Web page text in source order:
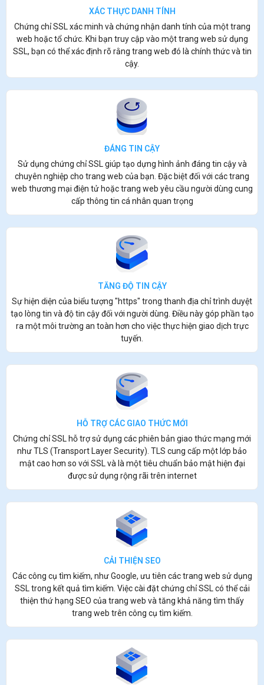
XÁC THỰC DANH TÍNH
Chứng chỉ SSL xác minh và chứng nhận danh tính của một trang
web hoặc tổ chức. Khi bạn truy cập vào một trang web sử dụng
SSL, bạn có thể xác định rõ rằng trang web đó là chính thức và tin
cậy.
ĐÁNG TIN CẬY
Sử dụng chứng chỉ SSL giúp tạo dựng hình ảnh đáng tin cậy và
chuyên nghiệp cho trang web của bạn. Đặc biệt đối với các trang
web thương mại điện tử hoặc trang web yêu cầu người dùng cung
cấp thông tin cá nhân quan trọng
TĂNG ĐỘ TIN CẬY
Sự hiện diện của biểu tượng "https" trong thanh địa chỉ trình duyệt
tạo lòng tin và độ tin cậy đối với người dùng. Điều này góp phần tạo
ra một môi trường an toàn hơn cho việc thực hiện giao dịch trực
tuyến.
HỖ TRỢ CÁC GIAO THỨC MỚI
Chứng chỉ SSL hỗ trợ sử dụng các phiên bản giao thức mạng mới
như TLS (Transport Layer Security). TLS cung cấp một lớp bảo
mật cao hơn so với SSL và là một tiêu chuẩn bảo mật hiện đại
được sử dụng rộng rãi trên internet
CẢI THIỆN SEO
Các công cụ tìm kiếm, như Google, ưu tiên các trang web sử dụng
SSL trong kết quả tìm kiếm. Việc cài đặt chứng chỉ SSL có thể cải
thiện thứ hạng SEO của trang web và tăng khả năng tìm thấy
trang web trên công cụ tìm kiếm.